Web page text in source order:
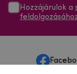
Hozzájárulok a